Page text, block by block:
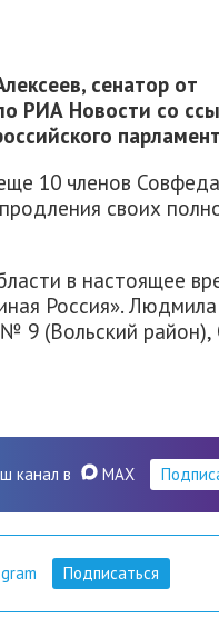
сенатор от
РИА Новости со
10 членов
своих
в настоящее
Россия».
№ 9 (Вольский район),
канал в MAX
Подписаться